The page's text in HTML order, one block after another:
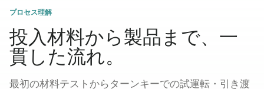
プロセス理解
投入材料から製品まで、一
貫した流れ。
最初の材料テストからターンキーでの試運転・引き渡